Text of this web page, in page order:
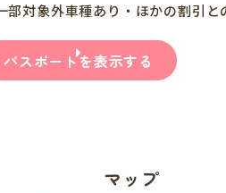
対象外車種あり・ほかの割引と
パスポートを表示する
マップ